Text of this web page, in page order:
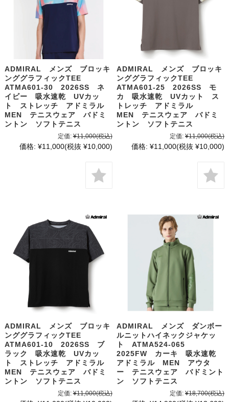
ADMIRAL メンズ ブロッキ
ンググラフィックTEE
ATMA601-30 2026SS ネ
イビー 吸水速乾 UVカッ
ト ストレッチ アドミラル
MEN テニスウェア バドミ
ントン ソフトテニス
定価: ¥11,000(税込)
価格: ¥11,000(税抜 ¥10,000)
ADMIRAL メンズ ブロッキ
ンググラフィックTEE
ATMA601-25 2026SS モ
カ 吸水速乾 UVカット ス
トレッチ アドミラル
MEN テニスウェア バドミ
ントン ソフトテニス
定価: ¥11,000(税込)
価格: ¥11,000(税抜 ¥10,000)
ADMIRAL メンズ ブロッキ
ンググラフィックTEE
ATMA601-10 2026SS ブ
ラック 吸水速乾 UVカッ
ト ストレッチ アドミラル
MEN テニスウェア バドミ
ントン ソフトテニス
定価: ¥11,000(税込)
ADMIRAL メンズ ダンボー
ルニットハイネックジャケッ
ト ATMA524-065
2025FW カーキ 吸水速乾
アドミラル MEN アウタ
ー テニスウェア バドミント
ン ソフトテニス
定価: ¥18,700(税込)